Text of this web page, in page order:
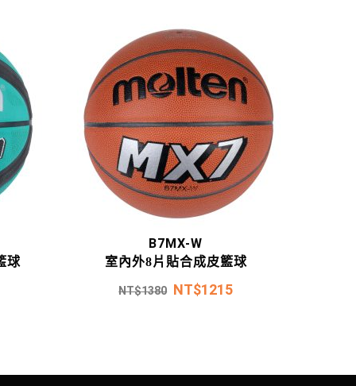
球
B7MX-W
室內外8片貼合成皮籃球
NT$1380 NT$1215